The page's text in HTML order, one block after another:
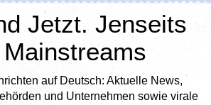
Jetzt. Jenseits
auf Deutsch: Aktuelle News,
und Unternehmen sowie virale